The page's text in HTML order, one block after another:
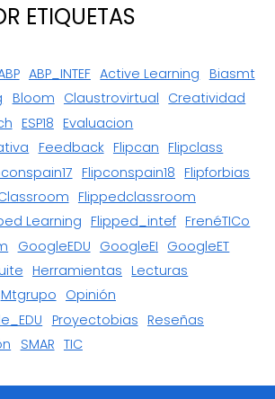
ETIQUETAS
ABP_INTEF Active Learning
Biasmt
Bloom Claustrovirtual Creatividad
ESP18 Evaluacion
Feedback Flipcan Flipclass
Flipconspain18 Flipforbias
Flippedclassroom
Learning Flipped_intef FrenéTICo
GoogleEDU GoogleEI GoogleET
Herramientas Lecturas
Mtgrupo Opinión
Proyectobias Reseñas
SMAR TIC